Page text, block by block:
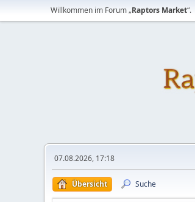
Willkommen im Forum „Raptors Market“.
07.08.2026, 17:18
Übersicht Suche